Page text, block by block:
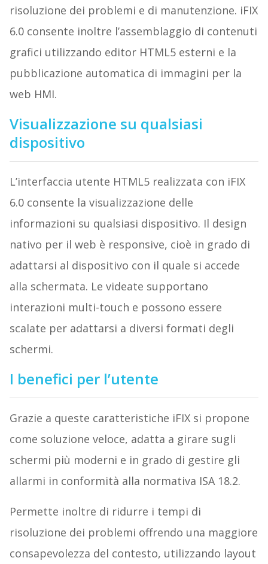
risoluzione dei problemi e di manutenzione. iFIX
6.0 consente inoltre l’assemblaggio di contenuti
grafici utilizzando editor HTML5 esterni e la
pubblicazione automatica di immagini per la
web HMI.
Visualizzazione su qualsiasi
dispositivo
L’interfaccia utente HTML5 realizzata con iFIX
6.0 consente la visualizzazione delle
informazioni su qualsiasi dispositivo. Il design
nativo per il web è responsive, cioè in grado di
adattarsi al dispositivo con il quale si accede
alla schermata. Le videate supportano
interazioni multi-touch e possono essere
scalate per adattarsi a diversi formati degli
schermi.
I benefici per l’utente
Grazie a queste caratteristiche iFIX si propone
come soluzione veloce, adatta a girare sugli
schermi più moderni e in grado di gestire gli
allarmi in conformità alla normativa ISA 18.2.
Permette inoltre di ridurre i tempi di
risoluzione dei problemi offrendo una maggiore
consapevolezza del contesto, utilizzando layout